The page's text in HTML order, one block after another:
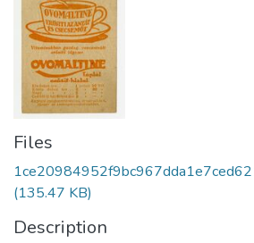
Files
(135.47 KB)
Description